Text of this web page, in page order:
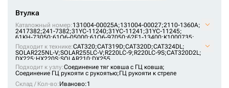
Втулка
Каталожный номер:131004-00025A;131004-00027;2110-1360A;
2417382;241-7382;31YC-11240;31YC-11241;31YC-11245;
61KH-73050;61Q6-05000;61Q6-97050;62E1-13400;K1000735;
K1000737;
K1037853A
Подходит к технике:CAT320;CAT319D;CAT320D;CAT324DL;
SOLAR225NL-V;SOLAR255LC-V;R220LC-9;R220LC-9S;CAT320D2L;
DX225;HX220S;SOLAR210;DX255
Подходит к узлу:Соединение тяг ковша с ГЦ ковша;
Соединение ГЦ рукояти с рукоятью;ГЦ рукояти к стреле
Склад / Кол-во:Иваново:1
131004-00003B
131004-00007B
131004-00009C
131004-00013B
131004-00015В